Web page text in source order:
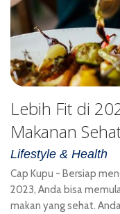
Lebih Fit di
Makanan
Lifestyle & Health
Cap Kupu - Bersiap
2023, Anda bisa
makan yang sehat.